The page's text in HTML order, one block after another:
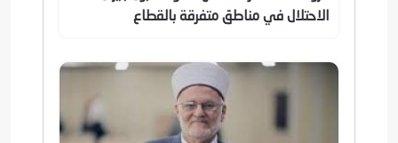
الاحتلال في مناطق متفرقة بالقطاع